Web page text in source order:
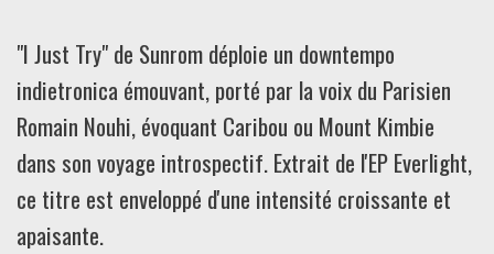
"I Just Try" de Sunrom déploie un downtempo
indietronica émouvant, porté par la voix du Parisien
Romain Nouhi, évoquant Caribou ou Mount Kimbie
dans son voyage introspectif. Extrait de l'EP Everlight,
ce titre est enveloppé d'une intensité croissante et
apaisante.